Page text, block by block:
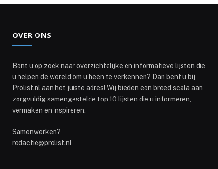
OVER ONS
Bent u op zoek naar overzichtelijke en informatieve lijsten die
u helpen de wereld om u heen te verkennen? Dan bent u bij
Prolist.nl aan het juiste adres! Wij bieden een breed scala aan
zorgvuldig samengestelde top 10 lijsten die u informeren,
vermaken en inspireren.
Samenwerken?
redactie@prolist.nl